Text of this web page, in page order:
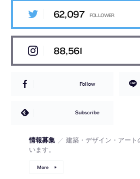
62,097
88,561
Follow
Subscribe
情報募集 ／ 建築・デザイン・アー
います。
More